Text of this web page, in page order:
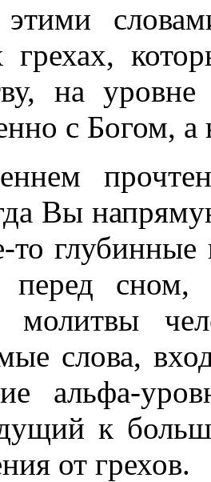
грехах,
на
с Богом, а
Вы
то
перед
молитвы
слова,
альфа-
к
от грехов.